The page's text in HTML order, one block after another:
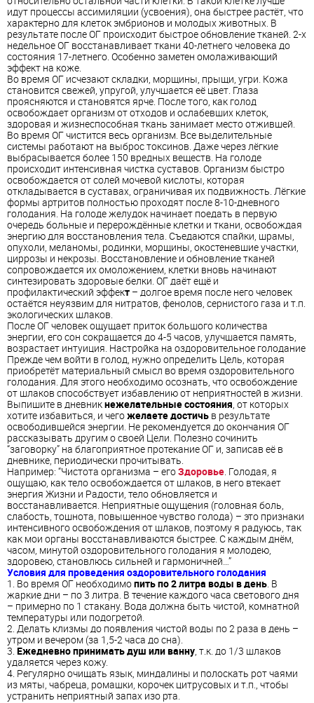
идут процессы ассимиляции (усвоения), она быстрее растёт, что
характерно для клеток эмбрионов и молодых животных. В
результате после ОГ происходит быстрое обновление тканей. 2-х
недельное ОГ восстанавливает ткани 40-летнего человека до
состояния 17-летнего. Особенно заметен омолаживающий
эффект на коже.
Во время ОГ исчезают складки, морщины, прыщи, угри. Кожа
становится свежей, упругой, улучшается её цвет. Глаза
проясняются и становятся ярче. После того, как голод
освобождает организм от отходов и ослабевших клеток,
здоровая и жизнеспособная ткань занимает место отжившей.
Во время ОГ чистится весь организм. Все выделительные
системы работают на выброс токсинов. Даже через лёгкие
выбрасывается более 150 вредных веществ. На голоде
происходит интенсивная чистка суставов. Организм быстро
освобождается от солей мочевой кислоты, которая
откладывается в суставах, ограничивая их подвижность. Лёгкие
формы артритов полностью проходят после 8-10-дневного
голодания. На голоде желудок начинает поедать в первую
очередь больные и перерождённые клетки и ткани, освобождая
энергию для восстановления тела. Съедаются спайки, шрамы,
опухоли, меланомы, родинки, морщины, окостеневшие участки,
циррозы и некрозы. Восстановление и обновление тканей
сопровождается их омоложением, клетки вновь начинают
синтезировать здоровые белки. ОГ даёт ещё и
профилактический эффект – долгое время после него человек
остаётся неуязвим для нитратов, фенолов, сернистого газа и т.п.
экологических шлаков.
После ОГ человек ощущает приток большого количества
энергии, его сон сокращается до 4-5 часов, улучшается память,
возрастает интуиция. Настройка на оздоровительное голодание
Прежде чем войти в голод, нужно определить Цель, которая
приобретёт материальный смысл во время оздоровительного
голодания. Для этого необходимо осознать, что освобождение
от шлаков способствует избавлению от неприятностей в жизни.
Выпишите в дневникнежелательные состояния, от которых
хотите избавиться, и чегожелаете достичь в результате
освободившейся энергии. Не рекомендуется до окончания ОГ
рассказывать другим о своей Цели. Полезно сочинить
“заговорку” на благоприятное протекание ОГ и, записав её в
дневнике, периодически прочитывать.
Например: “Чистота организма – егоЗдоровье. Голодая, я
ощущаю, как тело освобождается от шлаков, в него втекает
энергия Жизни и Радости, тело обновляется и
восстанавливается. Неприятные ощущения (головная боль,
слабость, тошнота, повышенное чувство голода) – это признаки
интенсивного освобождения от шлаков, поэтому я радуюсь, так
как мои органы восстанавливаются быстрее. С каждым днём,
часом, минутой оздоровительного голодания я молодею,
здоровею, становлюсь сильней и гармоничней…”
Условия для проведения оздоровительного голодания
1. Во время ОГ необходимопить по 2 литра воды в день. В
жаркие дни – по 3 литра. В течение каждого часа светового дня
– примерно по 1 стакану. Вода должна быть чистой, комнатной
температуры или подогретой.
2. Делать клизмы до появления чистой воды по 2 раза в день –
утром и вечером (за 1,5-2 часа до сна).
3. Ежедневно принимать душ или ванну, т.к. до 1/3 шлаков
удаляется через кожу.
4. Регулярно очищать язык, миндалины и полоскать рот чаями
из мяты, чабреца, ромашки, корочек цитрусовых и т.п., чтобы
устранить неприятный запах изо рта.